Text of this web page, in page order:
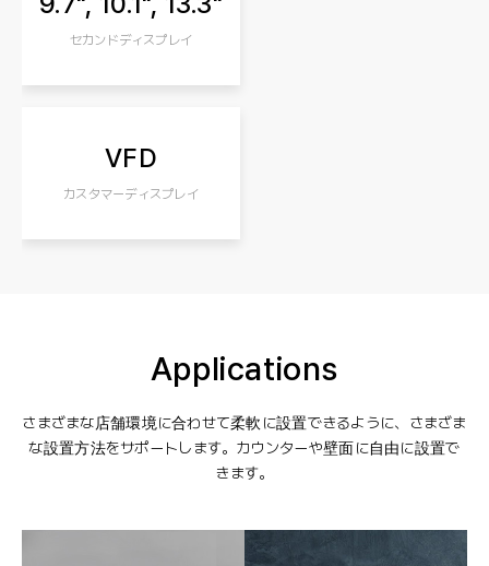
セカンドディスプレイ
VFD
カスタマーディスプレイ
Applications
さまざまな店舗環境に合わせて柔軟に設置できるように、さまざま
な設置方法をサポートします。カウンターや壁面に自由に設置で
きます。